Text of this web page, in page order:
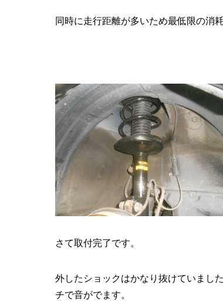
同時に走行距離が多いため最低限の消
さて取付完了です。
外したショックはかなり抜けていまし
チで音がでます。